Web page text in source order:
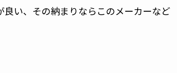
い、その納まりならこのメーカーなど